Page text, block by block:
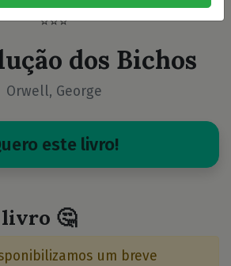
⭐⭐⭐
dos Bichos
Orwell, George
este livro!
livro 🤔
um breve